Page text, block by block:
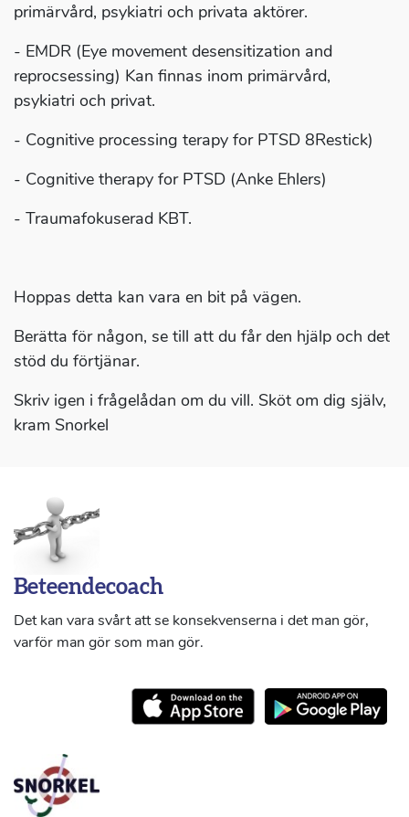
primärvård, psykiatri och privata aktörer.
- EMDR (Eye movement desensitization and
reprocsessing) Kan finnas inom primärvård,
psykiatri och privat.
- Cognitive processing terapy for PTSD 8Restick)
- Cognitive therapy for PTSD (Anke Ehlers)
- Traumafokuserad KBT.
Hoppas detta kan vara en bit på vägen.
Berätta för någon, se till att du får den hjälp och det
stöd du förtjänar.
Skriv igen i frågelådan om du vill. Sköt om dig själv,
kram Snorkel
Beteendecoach
Det kan vara svårt att se konsekvenserna i det man gör,
varför man gör som man gör.